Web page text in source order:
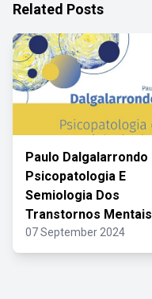
Related Posts
Paulo Dalgalarrondo
Psicopatologia E
Semiologia Dos
Transtornos Mentais
07 September 2024